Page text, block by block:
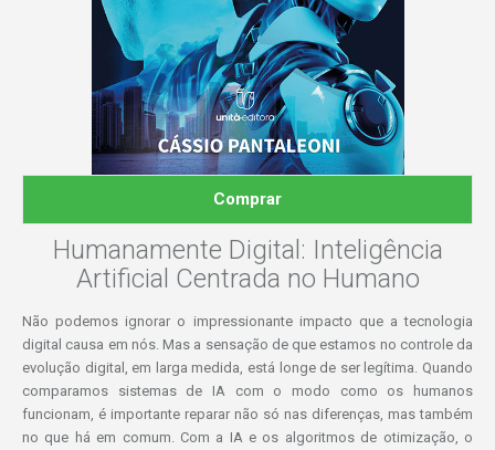
Comprar
Humanamente Digital: Inteligência
Artificial Centrada no Humano
Não podemos ignorar o impressionante impacto que a tecnologia
digital causa em nós. Mas a sensação de que estamos no controle da
evolução digital, em larga medida, está longe de ser legítima. Quando
comparamos sistemas de IA com o modo como os humanos
funcionam, é importante reparar não só nas diferenças, mas também
no que há em comum. Com a IA e os algoritmos de otimização, o